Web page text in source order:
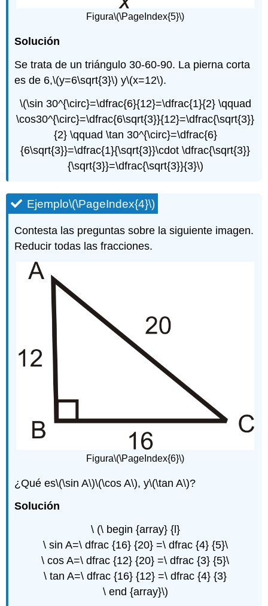
Figura\(\PageIndex{5}\)
Solución
Se trata de un triángulo 30-60-90. La pierna corta
es de 6,\(y=6\sqrt{3}\) y\(x=12\).
\(\sin 30^{\circ}=\dfrac{6}{12}=\dfrac{1}{2} \qquad
\cos30^{\circ}=\dfrac{6\sqrt{3}}{12}=\dfrac{\sqrt{3}}
{2} \qquad \tan 30^{\circ}=\dfrac{6}
{6\sqrt{3}}=\dfrac{1}{\sqrt{3}}\cdot \dfrac{\sqrt{3}}
{\sqrt{3}}=\dfrac{\sqrt{3}}{3}\)
Ejemplo\(\PageIndex{4}\)
Contesta las preguntas sobre la siguiente imagen.
Reducir todas las fracciones.
Figura\(\PageIndex{6}\)
¿Qué es\(\sin A\)\(\cos A\), y\(\tan A\)?
Solución
\ (\ begin {array} {l}
\ sin A=\ dfrac {16} {20} =\ dfrac {4} {5}\
\ cos A=\ dfrac {12} {20} =\ dfrac {3} {5}\
\ tan A=\ dfrac {16} {12} =\ dfrac {4} {3}
\ end {array}\)